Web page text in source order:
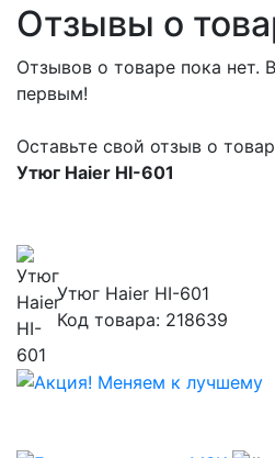
Отзывы о
Отзывов о товаре пока нет.
первым!
Оставьте свой отзыв о
Утюг Haier HI-601
Утюг Haier HI-601
Код товара: 218639